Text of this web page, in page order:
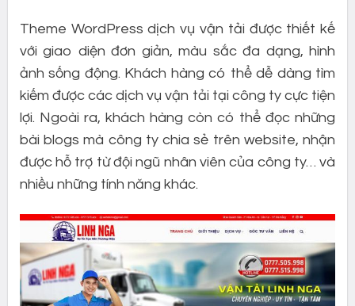
Theme WordPress dịch vụ vận tải được thiết kế
với giao diện đơn giản, màu sắc đa dạng, hình
ảnh sống động. Khách hàng có thể dễ dàng tìm
kiếm được các dịch vụ vận tải tại công ty cực tiện
lợi. Ngoài ra, khách hàng còn có thể đọc những
bài blogs mà công ty chia sẻ trên website, nhận
được hỗ trợ từ đội ngũ nhân viên của công ty… và
nhiều những tính năng khác.